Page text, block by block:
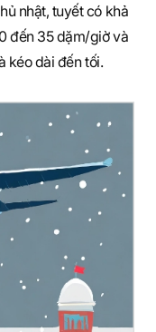
nhật, tuyết có khả
đến 35 dặm/giờ và
kéo dài đến tối.